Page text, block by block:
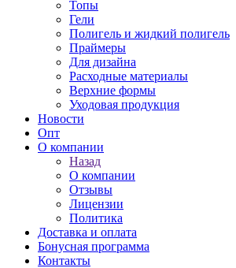
Топы
Гели
Полигель и жидкий полигель
Праймеры
Для дизайна
Расходные материалы
Верхние формы
Уходовая продукция
Новости
Опт
О компании
Назад
О компании
Отзывы
Лицензии
Политика
Доставка и оплата
Бонусная программа
Контакты